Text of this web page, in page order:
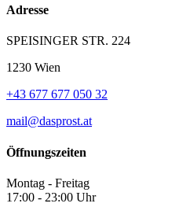
Adresse
SPEISINGER STR. 224
1230 Wien
+43 677 677 050 32
mail@dasprost.at
Öffnungszeiten
Montag - Freitag
17:00 - 23:00 Uhr